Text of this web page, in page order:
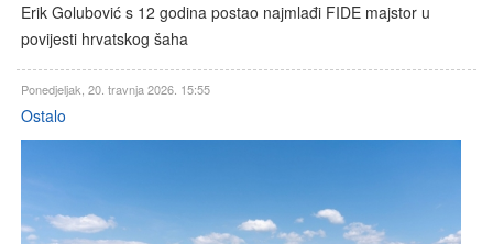
Erik Golubović s 12 godina postao najmlađi FIDE majstor u
povijesti hrvatskog šaha
Ponedjeljak, 20. travnja 2026. 15:55
Ostalo